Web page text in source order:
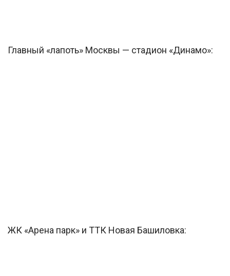
Главный «лапоть» Москвы — стадион «Динамо»:
ЖК «Арена парк» и ТТК Новая Башиловка: